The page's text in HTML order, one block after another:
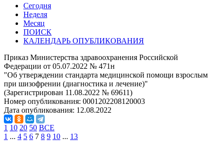
Сегодня
Неделя
Месяц
ПОИСК
КАЛЕНДАРЬ ОПУБЛИКОВАНИЯ
Приказ Министерства здравоохранения Российской
Федерации от 05.07.2022 № 471н
"Об утверждении стандарта медицинской помощи взрослым
при шизофрении (диагностика и лечение)"
(Зарегистрирован 11.08.2022 № 69611)
Номер опубликования: 0001202208120003
Дата опубликования: 12.08.2022
1 10 20 50 ВСЕ
1 ... 4 5 6 7 8 9 10 ... 13